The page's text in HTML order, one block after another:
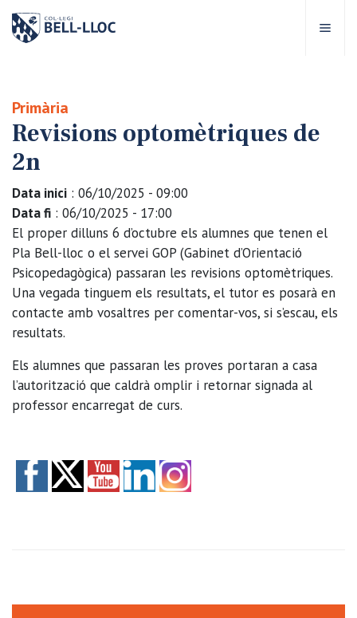
Bell-lloc
Educatiu
educatives
Escolars
Bell-lloc
Primària
Revisions optomètriques de
2n
Data inici : 06/10/2025 - 09:00
Data fi : 06/10/2025 - 17:00
El proper dilluns 6 d’octubre els alumnes que tenen el
Pla Bell-lloc o el servei GOP (Gabinet d’Orientació
Psicopedagògica) passaran les revisions optomètriques.
Una vegada tinguem els resultats, el tutor es posarà en
contacte amb vosaltres per comentar-vos, si s’escau, els
resultats.
Els alumnes que passaran les proves portaran a casa
l’autorització que caldrà omplir i retornar signada al
professor encarregat de curs.